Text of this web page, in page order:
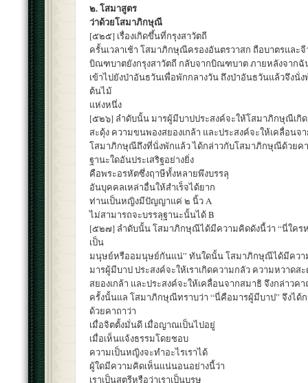
๒. โสมาสูตร
ว่าด้วยโสมาภิกษุณี
[๕๒๕] เรื่องเกิดขึ้นที่กรุงสาวัตถี
ครั้นเวลาเช้า โสมาภิกษุณีครองอันตรวาสก ถือบาตรและจี
บิณฑบาตยังกรุงสาวัตถี กลับจากบิณฑบาต ภายหลังจากฉั
เข้าไปยังป่าอันธวันเพื่อพักกลางวัน ถึงป่าอันธวันแล้วจึงนั่
ต้นไม้
แห่งหนึ่ง
[๕๒๖] ลำดับนั้น มารผู้มีบาปประสงค์จะให้โสมาภิกษุณีเกิ
สะดุ้ง ความขนพองสยองเกล้า และประสงค์จะให้เคลื่อนจ
โสมาภิกษุณีถึงที่นั่งพักแล้ว ได้กล่าวกับโสมาภิกษุณีด้วยค
ฐานะใดอันประเสริฐอย่างยิ่ง
คือพระอรหัตซึ่งฤาษีทั้งหลายพึงบรรลุ
อันบุคคลเหล่าอื่นให้สำเร็จได้ยาก
ท่านเป็นหญิงมีปัญญาแค่ ๒ นิ้ว A
ไม่สามารถจะบรรลุฐานะนั้นได้ B
[๕๒๗] ลำดับนั้น โสมาภิกษุณีได้มีความคิดดังนี้ว่า “นี่ใคร
เป็น
มนุษย์หรืออมนุษย์กันแน่” ทันใดนั้น โสมาภิกษุณีได้มีควา
มารผู้มีบาป ประสงค์จะให้เราเกิดความกลัว ความหวาดส
สยองเกล้า และประสงค์จะให้เคลื่อนจากสมาธิ จึงกล่าวคา
ครั้งนั้นแล โสมาภิกษุณีทราบว่า “นี่คือมารผู้มีบาป” จึงได้
ด้วยคาถาว่า
เมื่อจิตตั้งมั่นดี เมื่อญาณเป็นไปอยู่
เมื่อเห็นแจ้งธรรมโดยชอบ
ความเป็นหญิงจะทำอะไรเราได้
ผู้ใดมีความคิดเห็นแน่นอนอย่างนี้ว่า
เราเป็นสตรีหรือว่าเราเป็นบุรุษ